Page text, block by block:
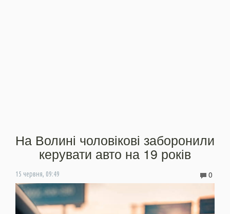
На Волині чоловікові заборонили
керувати авто на 19 років
15 червня, 09:49 0